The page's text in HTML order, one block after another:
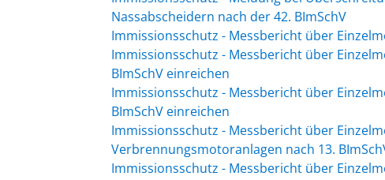
Nassabscheidern nach der 42. BImSchV
Immissionsschutz - Messbericht über
Immissionsschutz - Messbericht über
BImSchV einreichen
Immissionsschutz - Messbericht über
BImSchV einreichen
Immissionsschutz - Messbericht über
Verbrennungsmotoranlagen nach 13.
Immissionsschutz - Messbericht über